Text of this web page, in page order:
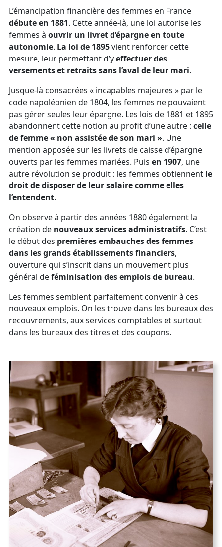
L’émancipation financière des femmes en France
débute en 1881. Cette année-là, une loi autorise les
femmes à ouvrir un livret d’épargne en toute
autonomie. La loi de 1895vient renforcer cette
mesure, leur permettant d’yeffectuer des
versements et retraits sans l’aval de leur mari.
Jusque-là consacrées « incapables majeures » par le
code napoléonien de 1804, les femmes ne pouvaient
pas gérer seules leur épargne. Les lois de 1881 et 1895
abandonnent cette notion au profit d’une autre : celle
de femme « non assistée de son mari ». Une
mention apposée sur les livrets de caisse d’épargne
ouverts par les femmes mariées. Puis en 1907, une
autre révolution se produit : les femmes obtiennent le
droit de disposer de leur salaire comme elles
l’entendent.
On observe à partir des années 1880 également la
création de nouveaux services administratifs. C’est
le début des premières embauches des femmes
dans les grands établissements financiers,
ouverture qui s’inscrit dans un mouvement plus
général deféminisation des emplois de bureau.
Les femmes semblent parfaitement convenir à ces
nouveaux emplois. On les trouve dans les bureaux des
recouvrements, aux services comptables et surtout
dans les bureaux des titres et des coupons.